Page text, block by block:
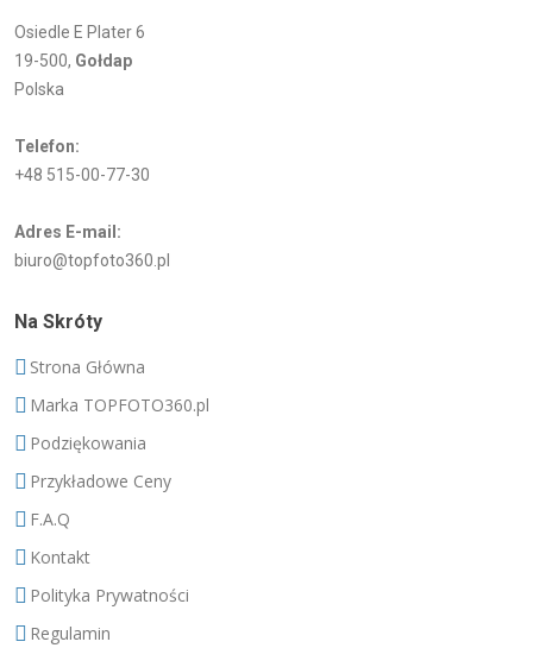
Osiedle E Plater 6
19-500, Gołdap
Polska
Telefon:
+48 515-00-77-30
Adres E-mail:
biuro@topfoto360.pl
Na Skróty
Strona Główna
Marka TOPFOTO360.pl
Podziękowania
Przykładowe Ceny
F.A.Q
Kontakt
Polityka Prywatności
Regulamin